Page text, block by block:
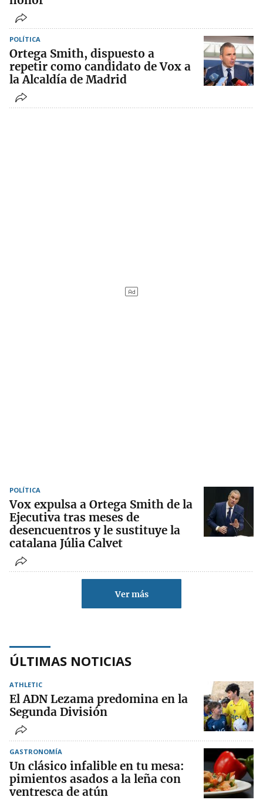
POLÍTICA
Ortega Smith, dispuesto a
repetir como candidato de Vox a
la Alcaldía de Madrid
POLÍTICA
Vox expulsa a Ortega Smith de la
Ejecutiva tras meses de
desencuentros y le sustituye la
catalana Júlia Calvet
Ver más
ÚLTIMAS NOTICIAS
ATHLETIC
El ADN Lezama predomina en la
Segunda División
GASTRONOMÍA
Un clásico infalible en tu mesa:
pimientos asados a la leña con
ventresca de atún